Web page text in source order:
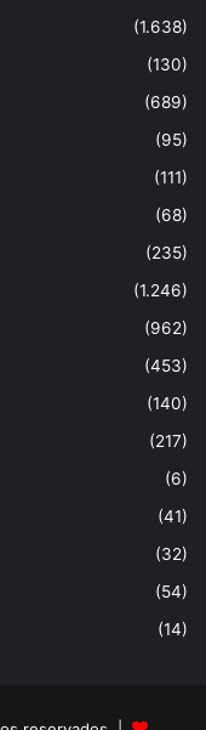
(1.638)
(130)
(689)
(95)
(111)
(68)
(235)
(1.246)
(962)
(453)
(140)
(217)
(6)
(41)
(32)
(54)
(14)